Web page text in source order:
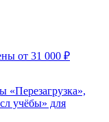
от 31 000 ₽
«Перезагрузка»,
учёбы» для